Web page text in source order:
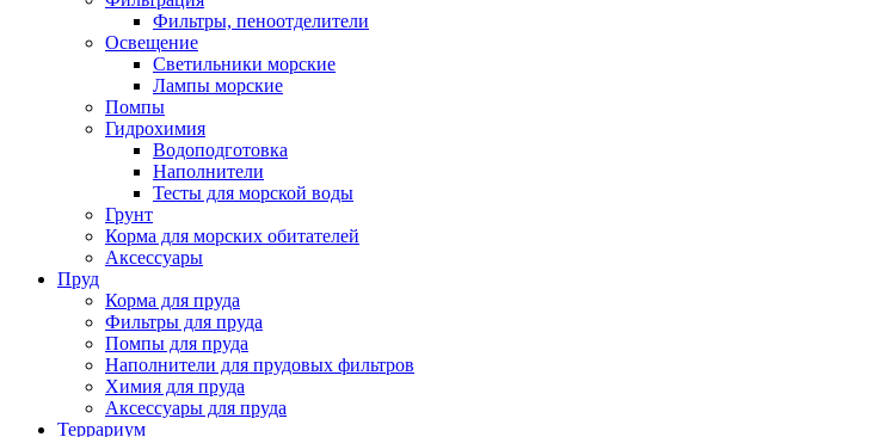
Фильтры, пеноотделители
Освещение
Светильники морские
Лампы морские
Помпы
Гидрохимия
Водоподготовка
Наполнители
Тесты для морской воды
Грунт
Корма для морских обитателей
Аксессуары
Пруд
Корма для пруда
Фильтры для пруда
Помпы для пруда
Наполнители для прудовых фильтров
Химия для пруда
Аксессуары для пруда
Террариум